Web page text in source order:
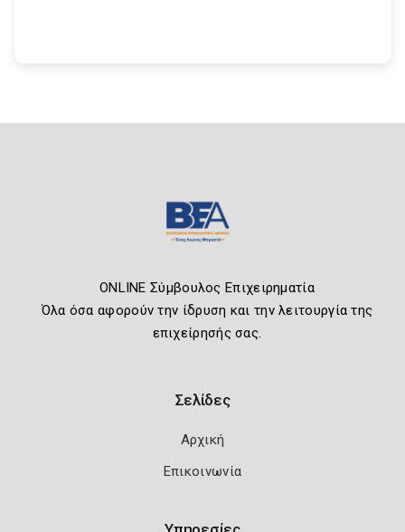
ONLINE Σύμβουλος Επιχειρηματία
Όλα όσα αφορούν την ίδρυση και την λειτουργία της
επιχείρησής σας.
Σελίδες
Αρχική
Επικοινωνία